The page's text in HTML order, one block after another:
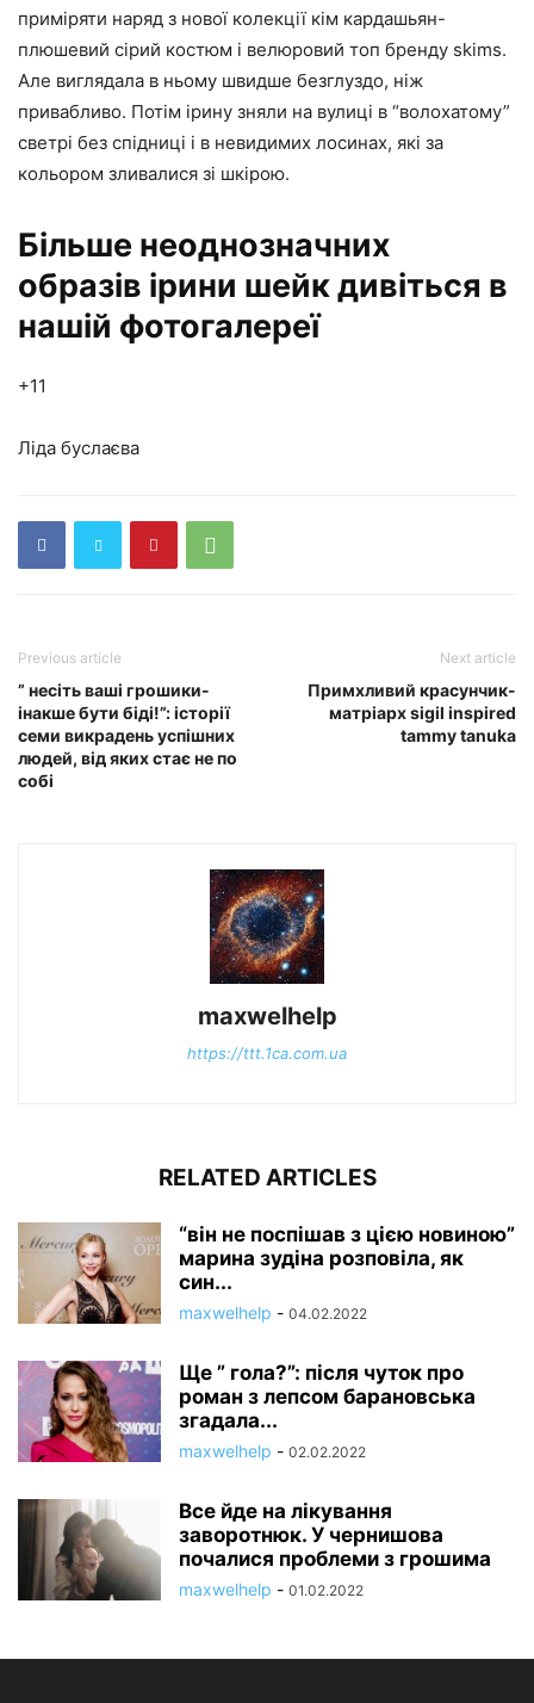
приміряти наряд з нової колекції кім кардашьян-
плюшевий сірий костюм і велюровий топ бренду skims.
Але виглядала в ньому швидше безглуздо, ніж
привабливо. Потім ірину зняли на вулиці в “волохатому”
светрі без спідниці і в невидимих лосинах, які за
кольором зливалися зі шкірою.
Більше неоднозначних
образів ірини шейк дивіться в
нашій фотогалереї
+11
Ліда буслаєва
Previous article
” несіть ваші грошики-
інакше бути біді!”: історії
семи викрадень успішних
людей, від яких стає не по
собі
Next article
Примхливий красунчик-
матріарх sigil inspired
tammy tanuka
maxwelhelp
https://ttt.1ca.com.ua
RELATED ARTICLES
“він не поспішав з цією новиною”
марина зудіна розповіла, як
син...
maxwelhelp - 04.02.2022
Ще ” гола?”: після чуток про
роман з лепсом барановська
згадала...
maxwelhelp - 02.02.2022
Все йде на лікування
заворотнюк. У чернишова
почалися проблеми з грошима
maxwelhelp - 01.02.2022